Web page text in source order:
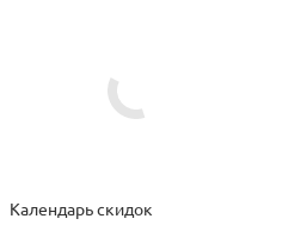
Календарь скидок